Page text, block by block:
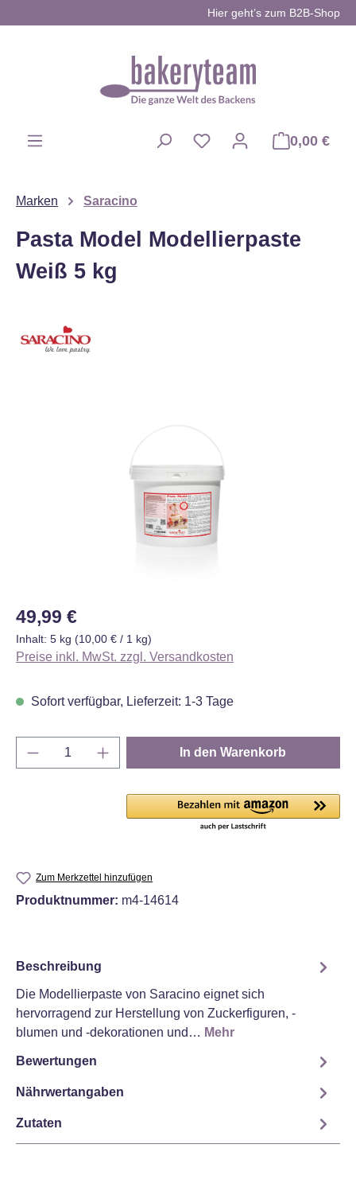
Hier geht’s zum B2B-Shop
0,00 €
Marken Saracino
Pasta Model Modellierpaste
Weiß 5 kg
Regulärer Preis:
49,99 €
Inhalt: 5 kg (10,00 € / 1 kg)
Preise inkl. MwSt. zzgl. Versandkosten
Sofort verfügbar, Lieferzeit: 1-3 Tage
Produkt Anzahl: Gib den gewünschten
In den Warenkorb
Zum Merkzettel hinzufügen
Produktnummer: m4-14614
Beschreibung
Die Modellierpaste von Saracino eignet sich
hervorragend zur Herstellung von Zuckerfiguren, -
blumen und -dekorationen und… Mehr
Bewertungen
Nährwertangaben
Zutaten